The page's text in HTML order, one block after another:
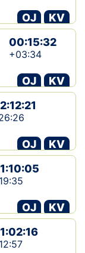
OJ
KV
00:15:32
+03:34
OJ
KV
OJ
KV
OJ
KV